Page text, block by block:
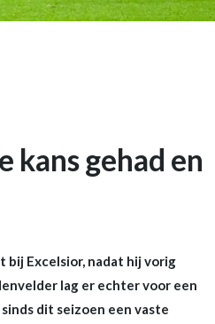
gehad en
bij Excelsior, nadat hij vorig
lag er echter voor een
dit seizoen een vaste